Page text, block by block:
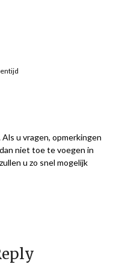
u vragen, opmerkingen
niet toe te voegen in
u zo snel mogelijk